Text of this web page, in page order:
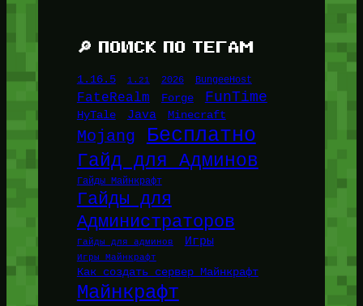
🔎 ПОИСК ПО ТЕГАМ
1.16.5 1.21 2026 BungeeHost
FateRealm Forge FunTime
HyTale Java Minecraft
Mojang Бесплатно
Гайд для Админов
Гайды Майнкрафт
Гайды для
Администраторов
Гайды для админов Игры
Игры Майнкрафт
Как создать сервер Майнкрафт
Майнкрафт